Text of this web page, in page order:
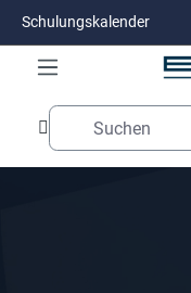
Zum Hauptinhalt springen
Schulungskalender